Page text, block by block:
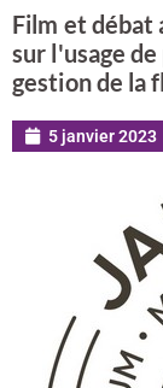
Film et débat
sur l'usage
gestion de la
5 janvier 2023